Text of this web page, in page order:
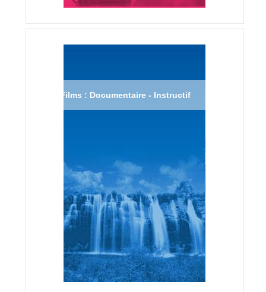
Films : Documentaire - Instructif